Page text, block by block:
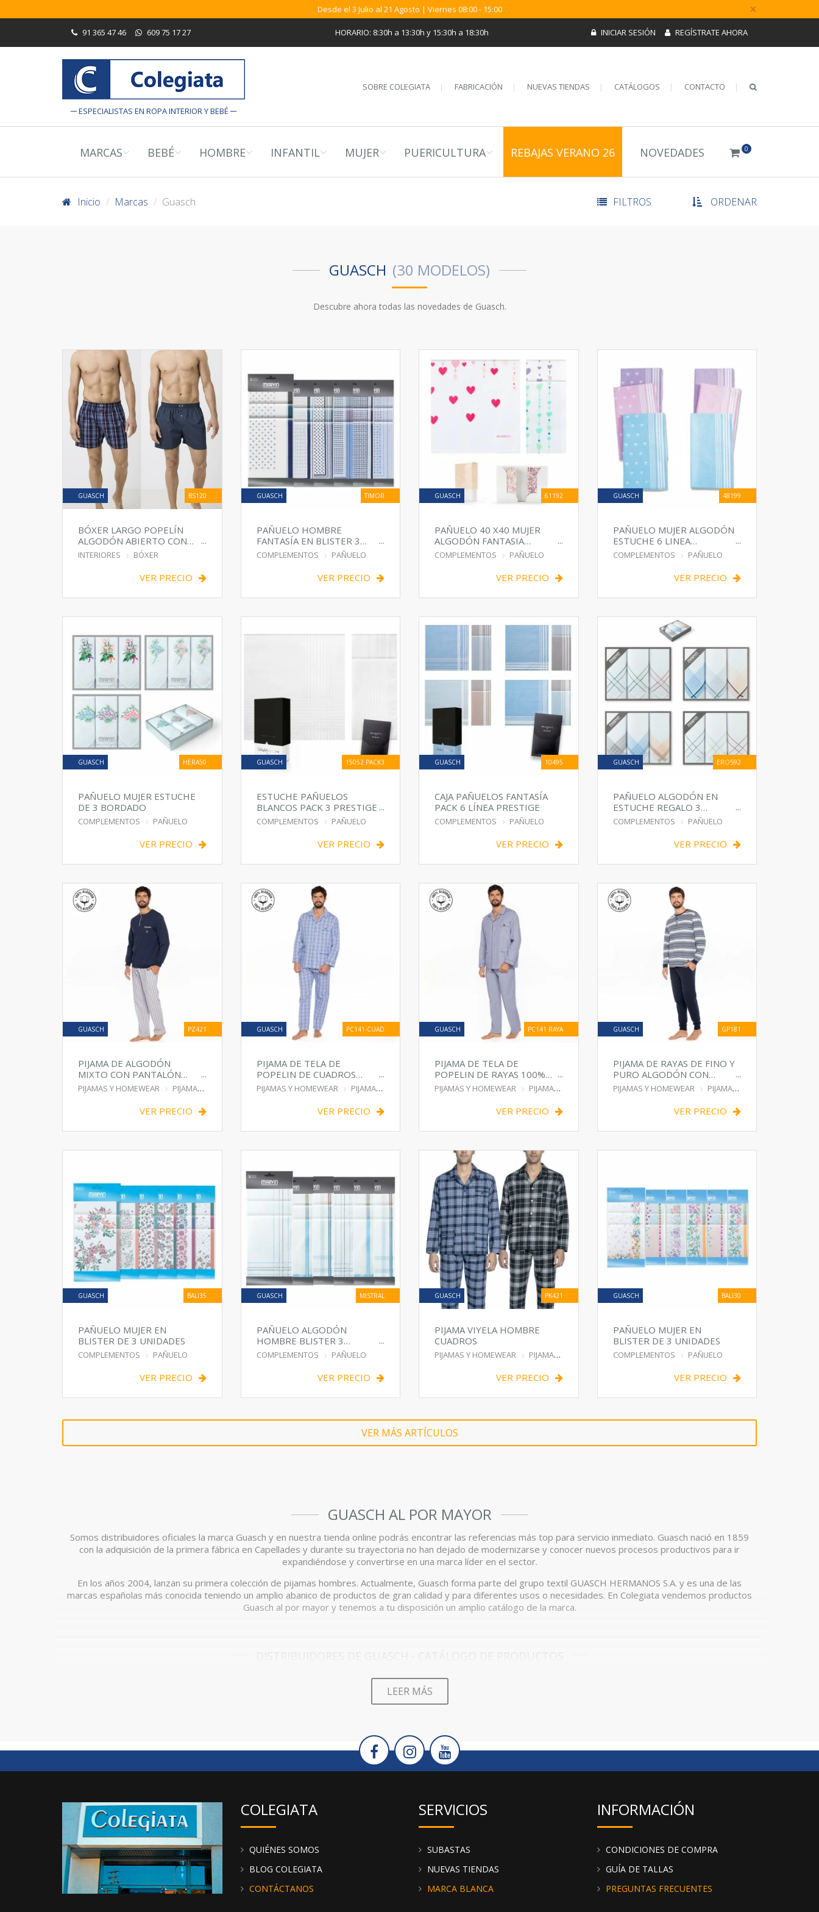
Desde el 3 Julio al 21 Agosto | Viernes 08:00 - 15:00 ×
91 365 47 46 609 75 17 27 HORARIO: 8:30h a 13:30h y 15:30h a 18:30h INICIAR SESIÓN REGÍSTRATE AHORA
ESPECIALISTAS EN ROPA INTERIOR Y BEBÉ
SOBRE COLEGIATA FABRICACIÓN NUEVAS TIENDAS CATÁLOGOS CONTACTO
MARCAS BEBÉ HOMBRE INFANTIL MUJER PUERICULTURA REBAJAS VERANO 26 NOVEDADES 0
Inicio Marcas Guasch FILTROS ORDENAR
GUASCH
Descubre ahora todas las novedades de Guasch.
GUASCH BS120
BÓXER LARGO POPELÍN
ALGODÓN ABIERTO CON
BOTÓN
INTERIORES BÓXER
VER PRECIO
GUASCH TIMOR
PAÑUELO HOMBRE
FANTASÍA EN BLISTER 3
UNIDADES
COMPLEMENTOS PAÑUELO
VER PRECIO
GUASCH 61192
PAÑUELO 40 X40 MUJER
ALGODÓN FANTASIA
ESTUCHE 6
COMPLEMENTOS PAÑUELO
VER PRECIO
GUASCH 48199
PAÑUELO MUJER ALGODÓN
ESTUCHE 6 LINEA
PRESTIGE
COMPLEMENTOS PAÑUELO
VER PRECIO
GUASCH HERA50
PAÑUELO MUJER ESTUCHE
DE 3 BORDADO
COMPLEMENTOS PAÑUELO
VER PRECIO
GUASCH 15052 PACK3
ESTUCHE PAÑUELOS
BLANCOS PACK 3 PRESTIGE
COMPLEMENTOS PAÑUELO
VER PRECIO
GUASCH 10495
CAJA PAÑUELOS FANTASÍA
PACK 6 LÍNEA PRESTIGE
COMPLEMENTOS PAÑUELO
VER PRECIO
GUASCH EROS92
PAÑUELO ALGODÓN EN
ESTUCHE REGALO 3
UNIDADES
COMPLEMENTOS PAÑUELO
VER PRECIO
GUASCH PZ421
PIJAMA DE ALGODÓN
MIXTO CON PANTALÓN
TELA
PIJAMAS Y HOMEWEAR PIJAMA
VER PRECIO
GUASCH PC141-CUAD
PIJAMA DE TELA DE
POPELIN DE CUADROS
100% ALGODÓN
PIJAMAS Y HOMEWEAR PIJAMA
VER PRECIO
GUASCH PC141 RAYA
PIJAMA DE TELA DE
POPELIN DE RAYAS 100%
ALGODÓN
PIJAMAS Y HOMEWEAR PIJAMA
VER PRECIO
GUASCH GP181
PIJAMA DE RAYAS DE FINO Y
PURO ALGODÓN CON
PUÑOS
PIJAMAS Y HOMEWEAR PIJAMA
VER PRECIO
GUASCH BALI35
PAÑUELO MUJER EN
BLISTER DE 3 UNIDADES
COMPLEMENTOS PAÑUELO
VER PRECIO
GUASCH MISTRAL
PAÑUELO ALGODÓN
HOMBRE BLISTER 3
UNIDADES
COMPLEMENTOS PAÑUELO
VER PRECIO
GUASCH PK421
PIJAMA VIYELA HOMBRE
CUADROS
PIJAMAS Y HOMEWEAR PIJAMA
VER PRECIO
GUASCH BALI30
PAÑUELO MUJER EN
BLISTER DE 3 UNIDADES
COMPLEMENTOS PAÑUELO
VER PRECIO
VER MÁS ARTÍCULOS
GUASCH AL POR MAYOR
Somos distribuidores oficiales la marca Guasch y en nuestra tienda online podrás encontrar las referencias más top para servicio inmediato. Guasch nació en 1859
con la adquisición de la primera fábrica en Capellades y durante su trayectoria no han dejado de modernizarse y conocer nuevos procesos productivos para ir
expandiéndose y convertirse en una marca líder en el sector.
En los años 2004, lanzan su primera colección de pijamas hombres. Actualmente, Guasch forma parte del grupo textil GUASCH HERMANOS S.A. y es una de las
marcas españolas más conocida teniendo un amplio abanico de productos de gran calidad y para diferentes usos o necesidades. En Colegiata vendemos productos
Guasch al por mayor y tenemos a tu disposición un amplio catálogo de la marca.
Guasch confecciona pañuelos de hombre y mujer con diferente acabados, tejidos y formas de packaging. En los últimos años, hemos añadido pijamas de hombre
donde en cada temporada hay novedades según las tendencias del mercado.
LEER MÁS
COLEGIATA
QUIÉNES SOMOS
BLOG COLEGIATA
CONTÁCTANOS
SERVICIOS
SUBASTAS
NUEVAS TIENDAS
MARCA BLANCA
INFORMACIÓN
CONDICIONES DE COMPRA
GUÍA DE TALLAS
PREGUNTAS FRECUENTES